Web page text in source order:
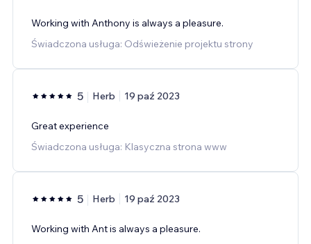
Working with Anthony is always a pleasure.
Świadczona usługa: Odświeżenie projektu strony
5 Herb 19 paź 2023
Great experience
Świadczona usługa: Klasyczna strona www
5 Herb 19 paź 2023
Working with Ant is always a pleasure.